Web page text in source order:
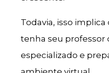
Todavia, isso
tenha seu professor
especializado e